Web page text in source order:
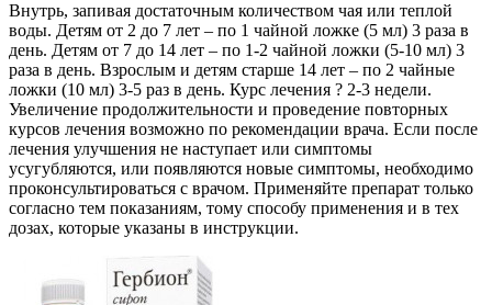
Внутрь, запивая достаточным количеством чая или теплой
воды. Детям от 2 до 7 лет – по 1 чайной ложке (5 мл) 3 раза в
день. Детям от 7 до 14 лет – по 1-2 чайной ложки (5-10 мл) 3
раза в день. Взрослым и детям старше 14 лет – по 2 чайные
ложки (10 мл) 3-5 раз в день. Курс лечения ? 2-3 недели.
Увеличение продолжительности и проведение повторных
курсов лечения возможно по рекомендации врача. Если после
лечения улучшения не наступает или симптомы
усугубляются, или появляются новые симптомы, необходимо
проконсультироваться с врачом. Применяйте препарат только
согласно тем показаниям, тому способу применения и в тех
дозах, которые указаны в инструкции.